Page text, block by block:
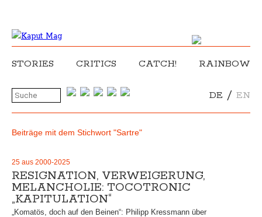
STORIES CRITICS CATCH! RAINBOW
DE / EN
Beiträge mit dem Stichwort "Sartre"
25 aus 2000-2025
RESIGNATION, VERWEIGERUNG,
MELANCHOLIE: TOCOTRONIC
„KAPITULATION“
„Komatös, doch auf den Beinen“: Philipp Kressmann über